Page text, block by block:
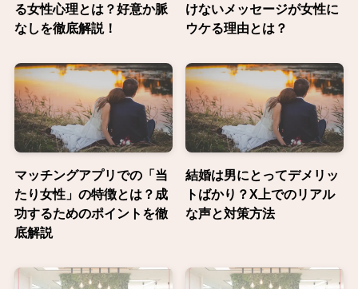
る女性心理とは？好意か脈
なしを徹底解説！
けないメッセージが女性に
ウケる理由とは？
マッチングアプリでの「当
たり女性」の特徴とは？成
功するためのポイントを徹
底解説
結婚は男にとってデメリッ
トばかり？X上でのリアル
な声と対策方法